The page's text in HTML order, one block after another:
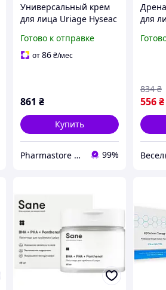
Универсальный крем
для лица Uriage Hyseac
жирной и проблемной
кожей 40 мл
Готово к отправке
от86 ₴/мес
861 ₴
Купить
Pharmastore DISCOUNT 99%
для
для
556₴
834 ₴